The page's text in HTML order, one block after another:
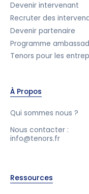
Devenir intervenant
Recruter des
Devenir partenaire
Programme
Tenors pour les
À Propos
Qui sommes nous ?
Nous contacter :
info@tenors.fr
Ressources